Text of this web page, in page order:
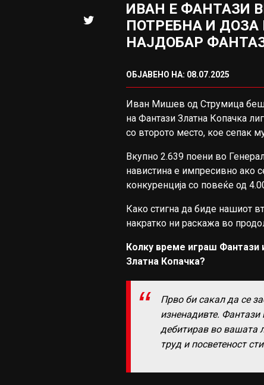
ИВАН Е ФАНТАЗИ
ПОТРЕБНА И ДОЗА
НАЈДОБАР
ОБЈАВЕНО НА: 08.07.2025
Иван Мишев од Струмица
на Фантази Златна Копачка
со второто место, кое сепак
Вкупно 2.639 поени во
навистина е импресивно ако
конкуренција со повеќе од
Како стигна да биде нашиот
накратко ни раскажа во
Колку време играш Фантази
Златна Копачка?
Прво би сакал да се
изненадивте. Фантази
дебитирав во вашата
труд и посветеност